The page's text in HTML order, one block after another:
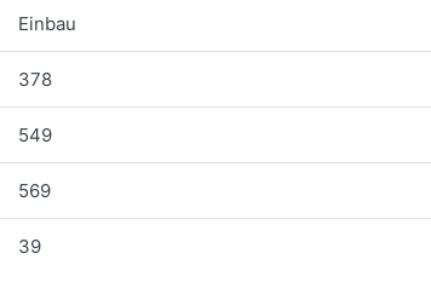
Einbau
378
549
569
39